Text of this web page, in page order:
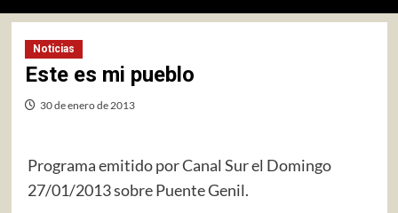
Noticias
Este es mi pueblo
30 de enero de 2013
Programa emitido por Canal Sur el Domingo
27/01/2013 sobre Puente Genil.